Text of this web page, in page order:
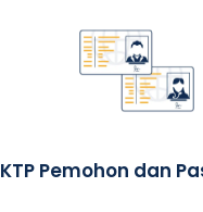
KTP Pemohon dan